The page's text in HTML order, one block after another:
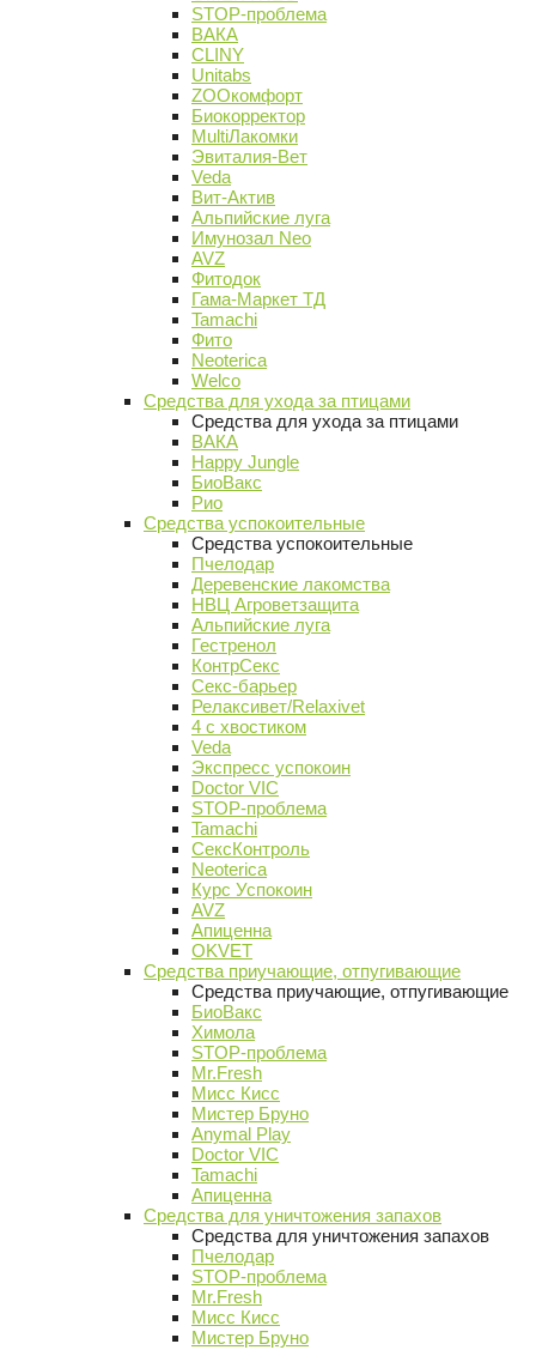
STOP-проблема
ВАКА
CLINY
Unitabs
ZOOкомфорт
Биокорректор
MultiЛакомки
Эвиталия-Вет
Veda
Вит-Актив
Альпийские луга
Имунозал Neo
AVZ
Фитодок
Гама-Маркет ТД
Tamachi
Фито
Neoterica
Welco
Средства для ухода за птицами
Средства для ухода за птицами
ВАКА
Happy Jungle
БиоВакс
Рио
Средства успокоительные
Средства успокоительные
Пчелодар
Деревенские лакомства
НВЦ Агроветзащита
Альпийские луга
Гестренол
КонтрСекс
Секс-барьер
Релаксивет/Relaxivet
4 с хвостиком
Veda
Экспресс успокоин
Doctor VIC
STOP-проблема
Tamachi
СексКонтроль
Neoterica
Курс Успокоин
AVZ
Апиценна
OKVET
Средства приучающие, отпугивающие
Средства приучающие, отпугивающие
БиоВакс
Химола
STOP-проблема
Mr.Fresh
Мисс Кисс
Мистер Бруно
Anymal Play
Doctor VIC
Tamachi
Апиценна
Средства для уничтожения запахов
Средства для уничтожения запахов
Пчелодар
STOP-проблема
Mr.Fresh
Мисс Кисс
Мистер Бруно